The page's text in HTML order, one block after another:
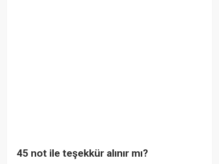
45 not ile teşekkür alınır mı?